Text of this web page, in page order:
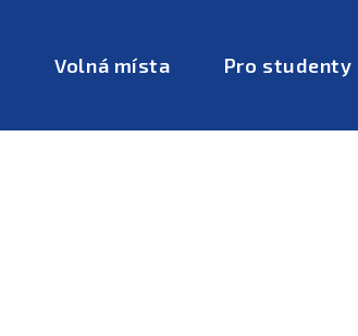
Volná místa Pro studenty